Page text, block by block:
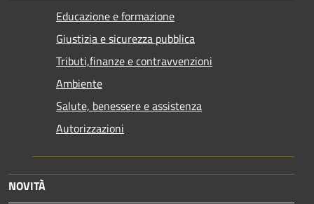
Educazione e formazione
Giustizia e sicurezza pubblica
Tributi,finanze e contravvenzioni
Ambiente
Salute, benessere e assistenza
Autorizzazioni
NOVITÀ